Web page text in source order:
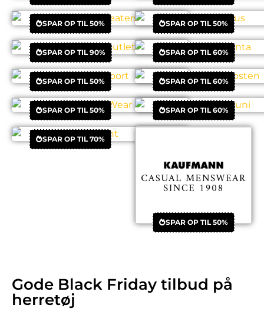
SPAR OP TIL 50% SPAR OP TIL 50%
SPAR OP TIL 90% SPAR OP TIL 60%
SPAR OP TIL 50% SPAR OP TIL 60%
SPAR OP TIL 50% SPAR OP TIL 60%
SPAR OP TIL 70%
SPAR OP TIL 50%
Gode Black Friday tilbud på
herretøj